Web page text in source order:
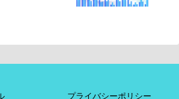
プライバシーポリシー